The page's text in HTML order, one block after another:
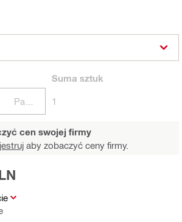
Suma sztuk
1
cen swojej firmy
aby zobaczyć ceny firmy.